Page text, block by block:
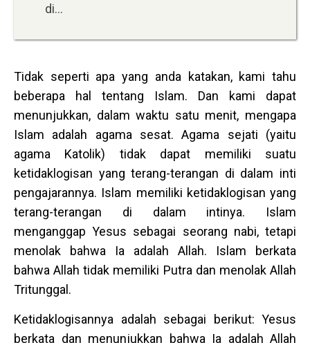
di…
Tidak seperti apa yang anda katakan, kami tahu
beberapa hal tentang Islam. Dan kami dapat
menunjukkan, dalam waktu satu menit, mengapa
Islam adalah agama sesat. Agama sejati (yaitu
agama Katolik) tidak dapat memiliki suatu
ketidaklogisan yang terang-terangan di dalam inti
pengajarannya. Islam memiliki ketidaklogisan yang
terang-terangan di dalam intinya. Islam
menganggap Yesus sebagai seorang nabi, tetapi
menolak bahwa Ia adalah Allah. Islam berkata
bahwa Allah tidak memiliki Putra dan menolak Allah
Tritunggal.
Ketidaklogisannya adalah sebagai berikut: Yesus
berkata dan menunjukkan bahwa Ia adalah Allah